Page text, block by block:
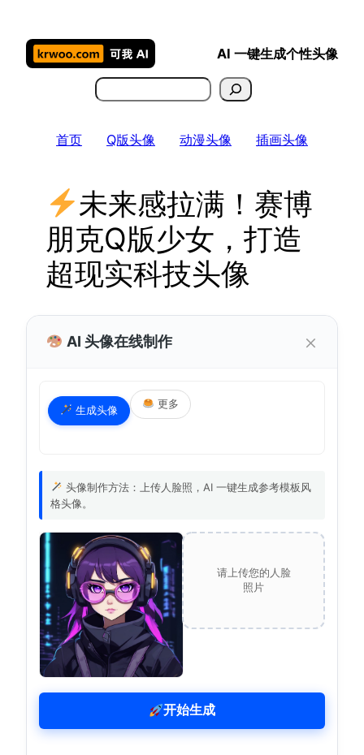
AI 一键生成个性头像
搜
索
首页 Q版头像 动漫头像 插画头像
未来感拉满！赛博
朋克Q版少女，打造
超现实科技头像
AI 头像在线制作 ×
生成头像
更多
头像制作方法：上传人脸照，AI 一键生成参考模板风
格头像。
请上传您的人脸
照片
开始生成